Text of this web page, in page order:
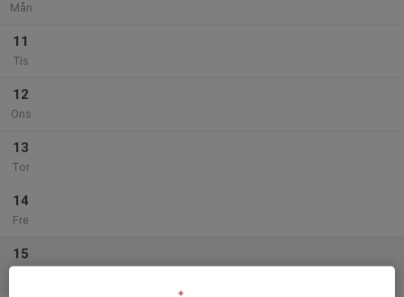
Mån
11
Tis
12
Ons
13
Tor
14
Fre
15